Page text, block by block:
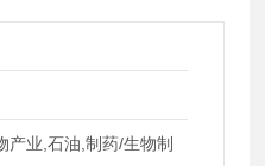
产业,石油,制药/生物制